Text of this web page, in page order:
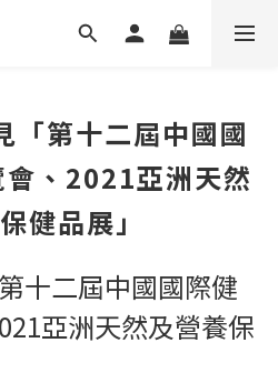
「第十二屆中國國
、2021亞洲天然
健品展」
十二屆中國國際健
亞洲天然及營養保